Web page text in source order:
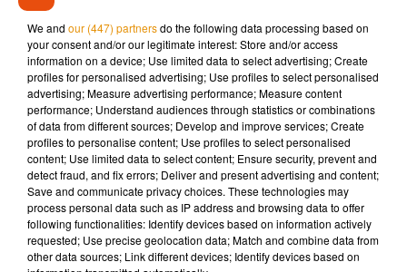
d’un premier PV sur le réseau en 2 mois d’abonnement,
présence dissuasive) et répressives (contrôle en civil,
contrôle renforcé avec les forces de l’ordre) », explique Fil
Bleu.
Musique
7 août 2026
Madonna sort enfin le remix de « Love
Sensation » avec Kylie Minogue
We and our (447) partnersdo the following data processing based on
your consent and/or our legitimate interest: Store and/or access
information on a device; Use limited data to select advertising; Create
profiles for personalised advertising; Use profiles to select personalised
advertising; Measure advertising performance; Measure content
performance; Understand audiences through statistics or combinations
of data from different sources; Develop and improve services; Create
profiles to personalise content; Use profiles to select personalised
content; Use limited data to select content; Ensure security, prevent and
detect fraud, and fix errors; Deliver and present advertising and content;
Save and communicate privacy choices. These technologies may
process personal data such as IP address and browsing data to offer
following functionalities: Identify devices based on information actively
requested; Use precise geolocation data; Match and combine data from
other data sources; Link different devices; Identify devices based on